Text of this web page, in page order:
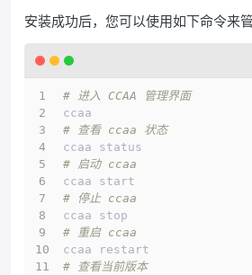
安装成功后，您可以使用如下命令来管
# 进入 CCAA 管理界面
ccaa
# 查看 ccaa 状态
ccaa status
# 启动 ccaa
ccaa start
# 停止 ccaa
ccaa stop
# 重启 ccaa
ccaa restart
# 查看当前版本